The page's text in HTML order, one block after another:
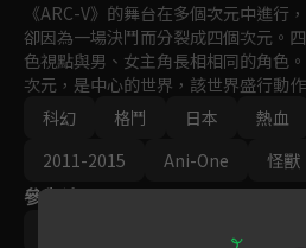
《ARC-V》的舞台在多個次元中進行
卻因為一場決鬥而分裂成四個次元。
色視點與男、女主角長相相同的角色
次元，是中心的世界，該世界盛行動
名為「動作卡片」的魔法卡或陷阱卡
可拾起並在適當時機發動。隨著故事
元中，有前作部份角色登場。
科幻
格鬥 日本 熱血
2011-2015
Ani-One 怪獸
參與演員